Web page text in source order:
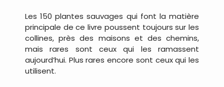
Les 150 plantes sauvages qui font la matière
principale de ce livre poussent toujours sur les
collines, près des maisons et des chemins,
mais rares sont ceux qui les ramassent
aujourd’hui. Plus rares encore sont ceux qui les
utilisent.